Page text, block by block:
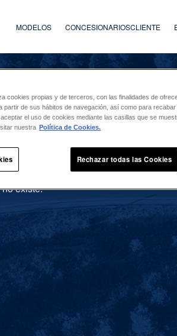
MODELOS CONCESIONARIOSCLIENTE
existe.
cookies propias y de terceros, con las finalidades de
partir de sus hábitos de navegación, así como para
el uso de cookies mediante las casillas que se
nuestra Política de Cookies.
Rechazar todas las Cookies